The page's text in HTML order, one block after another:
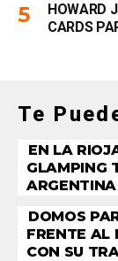
HOWARD
CARDS
Te
EN LA
GLAMPING
ARGENTINA
DOMOS
FRENTE AL
CON SU